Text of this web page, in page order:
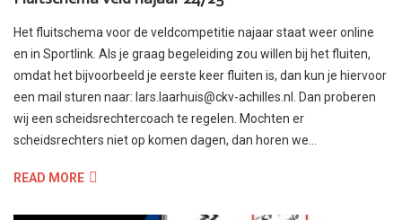
Het fluitschema voor de veldcompetitie najaar staat weer online
en in Sportlink. Als je graag begeleiding zou willen bij het fluiten,
omdat het bijvoorbeeld je eerste keer fluiten is, dan kun je hiervoor
een mail sturen naar: lars.laarhuis@ckv-achilles.nl. Dan proberen
wij een scheidsrechtercoach te regelen. Mochten er
scheidsrechters niet op komen dagen, dan horen we…
READ MORE